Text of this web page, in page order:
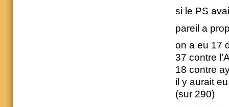
si le PS
pareil a
on a eu 17
37 contre
18 contre
il y aurait
(sur 290)